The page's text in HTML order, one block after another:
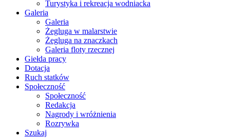
Turystyka i rekreacja wodniacka
Galeria
Galeria
Żegluga w malarstwie
Żegluga na znaczkach
Galeria floty rzecznej
Giełda pracy
Dotacja
Ruch statków
Społeczność
Społeczność
Redakcja
Nagrody i wróżnienia
Rozrywka
Szukaj